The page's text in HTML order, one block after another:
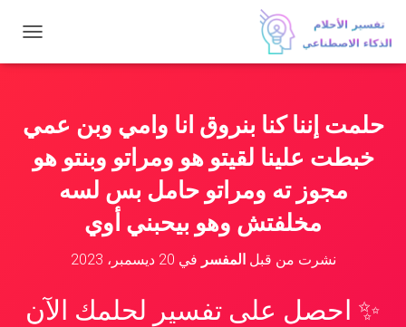
ب
ا
ت
حلمت إننا كنا بنروق انا وامي وبن عمي
خبطت علينا لقيتو هو ومراتو وبنتو هو
مجوز ته ومراتو حامل بس لسه
مخلفتش وهو بيحبني أوي
نشرت من قبلالمفسر في 20 ديسمبر، 2023
✨ احصل على تفسير لحلمك الآن